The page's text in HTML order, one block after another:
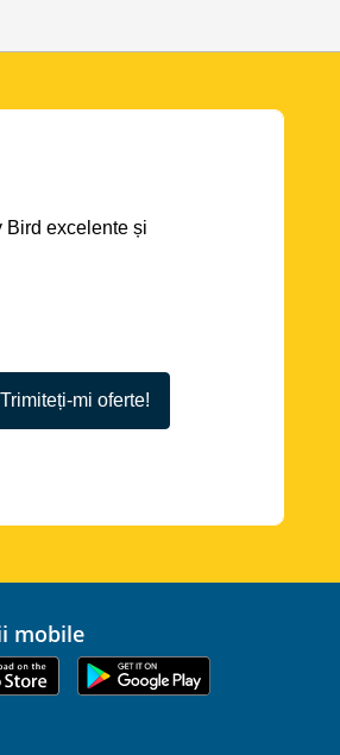
Bird excelente și
Trimiteți-mi oferte!
mobile